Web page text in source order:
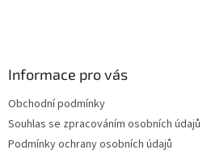
Informace pro vás
Obchodní podmínky
Souhlas se zpracováním osobních údajů
Podmínky ochrany osobních údajů